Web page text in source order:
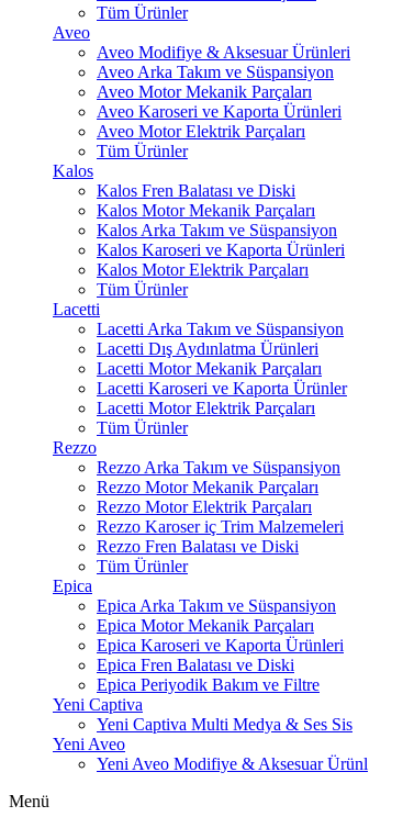
Tüm Ürünler
Aveo
Aveo Modifiye & Aksesuar Ürünleri
Aveo Arka Takım ve Süspansiyon
Aveo Motor Mekanik Parçaları
Aveo Karoseri ve Kaporta Ürünleri
Aveo Motor Elektrik Parçaları
Tüm Ürünler
Kalos
Kalos Fren Balatası ve Diski
Kalos Motor Mekanik Parçaları
Kalos Arka Takım ve Süspansiyon
Kalos Karoseri ve Kaporta Ürünleri
Kalos Motor Elektrik Parçaları
Tüm Ürünler
Lacetti
Lacetti Arka Takım ve Süspansiyon
Lacetti Dış Aydınlatma Ürünleri
Lacetti Motor Mekanik Parçaları
Lacetti Karoseri ve Kaporta Ürünler
Lacetti Motor Elektrik Parçaları
Tüm Ürünler
Rezzo
Rezzo Arka Takım ve Süspansiyon
Rezzo Motor Mekanik Parçaları
Rezzo Motor Elektrik Parçaları
Rezzo Karoser iç Trim Malzemeleri
Rezzo Fren Balatası ve Diski
Tüm Ürünler
Epica
Epica Arka Takım ve Süspansiyon
Epica Motor Mekanik Parçaları
Epica Karoseri ve Kaporta Ürünleri
Epica Fren Balatası ve Diski
Epica Periyodik Bakım ve Filtre
Yeni Captiva
Yeni Captiva Multi Medya & Ses Sis
Yeni Aveo
Yeni Aveo Modifiye & Aksesuar Ürünl
Menü